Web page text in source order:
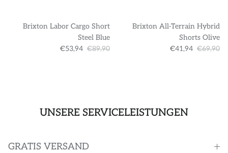
Brixton Labor Cargo Short
Steel Blue
€53,94 €89,90
Brixton All-Terrain Hybrid
Shorts Olive
€41,94 €69,90
UNSERE SERVICELEISTUNGEN
GRATIS VERSAND